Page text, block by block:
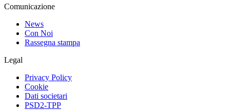
Comunicazione
News
Con Noi
Rassegna stampa
Legal
Privacy Policy
Cookie
Dati societari
PSD2-TPP